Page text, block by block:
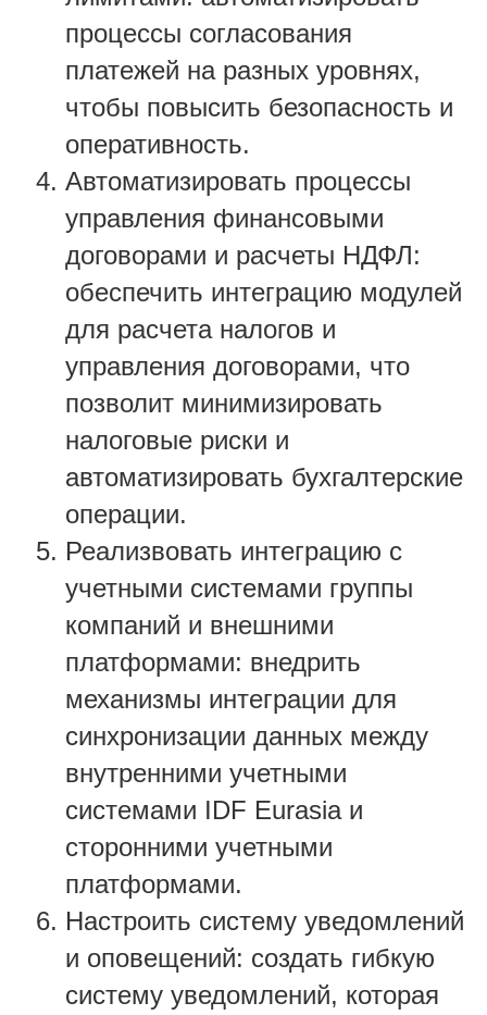
процессы согласования
платежей на разных уровнях,
чтобы повысить безопасность и
оперативность.
Автоматизировать процессы
управления финансовыми
договорами и расчеты НДФЛ:
обеспечить интеграцию модулей
для расчета налогов и
управления договорами, что
позволит минимизировать
налоговые риски и
автоматизировать бухгалтерские
операции.
Реализвовать интеграцию с
учетными системами группы
компаний и внешними
платформами: внедрить
механизмы интеграции для
синхронизации данных между
внутренними учетными
системами IDF Eurasia и
сторонними учетными
платформами.
Настроить систему уведомлений
и оповещений: создать гибкую
систему уведомлений, которая